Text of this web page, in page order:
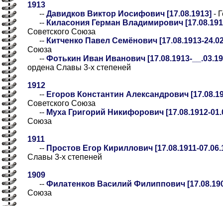
1913
-- Давидков Виктор Иосифович [17.08.1913] -
-- Киласония Герман Владимирович
Советского Союза
-- Китченко Павел Семёнович [17.08.1913-
Союза
-- Фотькин Иван Иванович [17.08.1913-
ордена Славы 3-х степеней
1912
-- Егоров Константин Александрович
Советского Союза
-- Муха Григорий Никифорович [17.08.1912-
Союза
1911
-- Простов Егор Кириллович [17.08.1911-
Славы 3-х степеней
1909
-- Филатенков Василий Филиппович
Союза